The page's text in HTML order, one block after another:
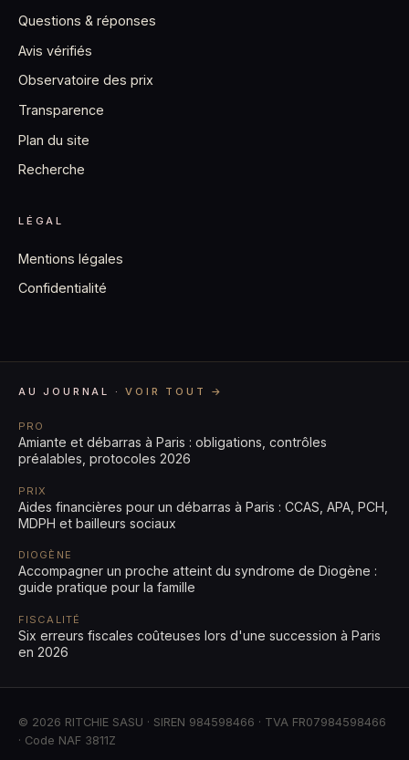
Questions & réponses
Avis vérifiés
Observatoire des prix
Transparence
Plan du site
Recherche
LÉGAL
Mentions légales
Confidentialité
AU JOURNAL ·VOIR TOUT →
PRO
Amiante et débarras à Paris : obligations, contrôles
préalables, protocoles 2026
PRIX
Aides financières pour un débarras à Paris : CCAS, APA, PCH,
MDPH et bailleurs sociaux
DIOGÈNE
Accompagner un proche atteint du syndrome de Diogène :
guide pratique pour la famille
FISCALITÉ
Six erreurs fiscales coûteuses lors d'une succession à Paris
en 2026
© 2026 RITCHIE SASU · SIREN 984598466 · TVA FR07984598466
· Code NAF 3811Z